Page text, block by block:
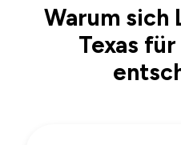
Warum sich
Texas